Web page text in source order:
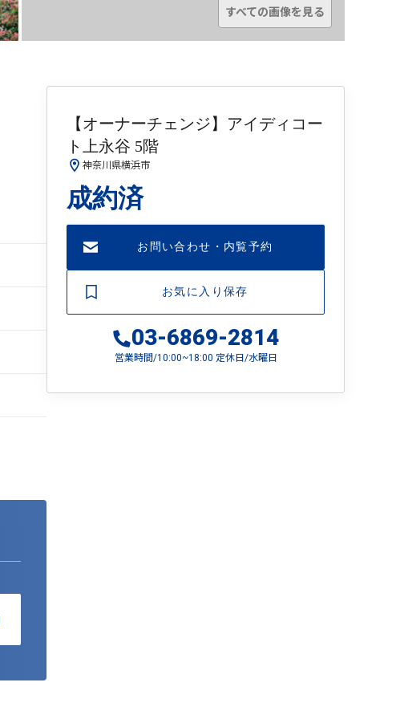
すべての画像を見る
【オーナーチェンジ】アイディコー
ト上永谷 5階
神奈川県横浜市
成約済
お問い合わせ・内覧予約
お気に入り保存
03-6869-2814
営業時間/10:00~18:00 定休日/水曜日